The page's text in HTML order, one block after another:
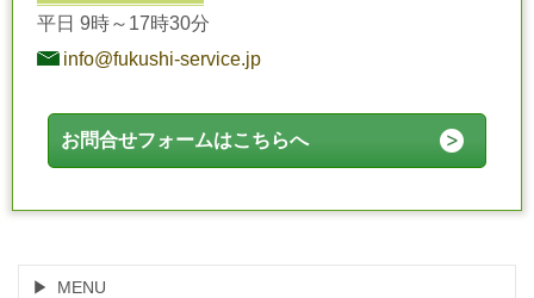
平日 9時～17時30分
info@fukushi-service.jp
お問合せフォームはこちらへ
MENU